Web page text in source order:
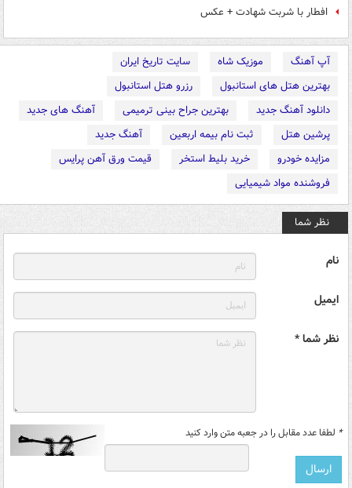
افطار با شربت شهادت + عکس
آپ آهنگ موزیک شاه
سایت تاریخ ایران
بهترین هتل های استانبول
رزرو هتل استانبول
دانلود آهنگ جدید
بهترین جراح بینی ترمیمی
آهنگ های جدید
پرشین هتل
ثبت نام بیمه اربعین
آهنگ جدید
مزایده خودرو
خرید بلیط استخر
قیمت ورق آهن پرایس
فروشنده مواد شیمیایی
نظر شما
نام
ایمیل
نظر شما *
* لطفا عدد مقابل را در جعبه متن وارد کنید